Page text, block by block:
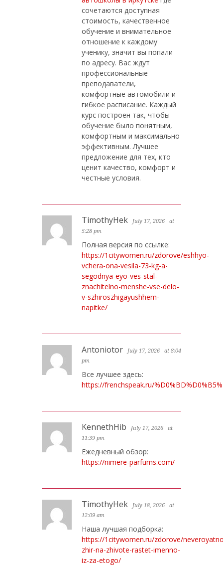
сочетаются доступная
стоимость, качественное
обучение и внимательное
отношение к каждому
ученику, значит вы попали
по адресу. Вас ждут
профессиональные
преподаватели,
комфортные автомобили и
гибкое расписание. Каждый
курс построен так, чтобы
обучение было понятным,
комфортным и максимально
эффективным. Лучшее
предложение для тех, кто
ценит качество, комфорт и
честные условия.
TimothyHek July 17, 2026
at
5:28 pm
Полная версия по ссылке:
https://1citywomen.ru/zdorove/eshhyo-
vchera-ona-vesila-73-kg-a-
segodnya-eyo-ves-stal-
znachitelno-menshe-vse-delo-
v-szhiroszhigayushhem-
napitke/
Antoniotor July 17, 2026
at 8:04
pm
Все лучшее здесь:
https://frenchspeak.ru/
KennethHib July 17, 2026
at
11:39 pm
Ежедневный обзор:
https://nimere-parfums.com/
TimothyHek July 18, 2026
at
12:09 am
Наша лучшая подборка:
https://1citywomen.ru/zdorove/
zhir-na-zhivote-rastet-imenno-
iz-za-etogo/